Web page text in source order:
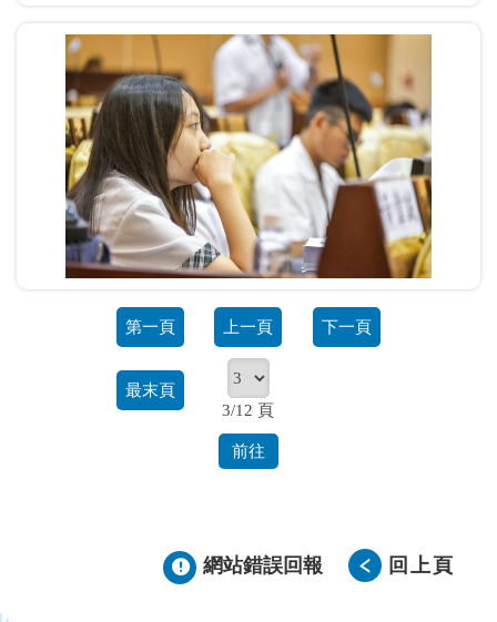
第一頁 上一頁 下一頁
最末頁
3/12 頁
前往
網站錯誤回報 回上頁